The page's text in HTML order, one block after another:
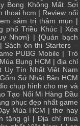
Bong Không Mất Sợi
thoại hcm | Review nối
sâm trị thâm mụn |
phố Triều Khúc| Xóa
Nhơn} | {Quán bạch
| Sách ôn thi Starters –
PUBG Mobile | Trò
Bụng HCM | địa chỉ
Uy Tín Nhất Việt Nam
Sứ Nhật Bản HCM
chụp hình cho mẹ và
Tạo Nối Mi Hàng Đầu
phục đẹp nhất game
Múa HCM |thơ hay
tặng gì | Địa chỉ mua